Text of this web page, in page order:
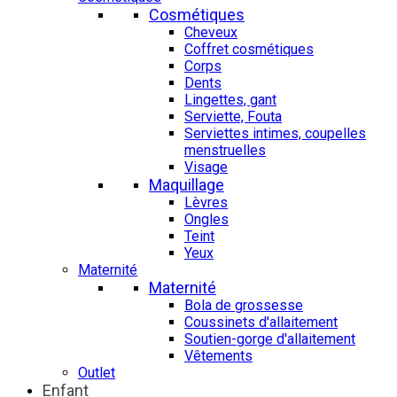
Cosmétiques
Cheveux
Coffret cosmétiques
Corps
Dents
Lingettes, gant
Serviette, Fouta
Serviettes intimes, coupelles
menstruelles
Visage
Maquillage
Lèvres
Ongles
Teint
Yeux
Maternité
Maternité
Bola de grossesse
Coussinets d'allaitement
Soutien-gorge d'allaitement
Vêtements
Outlet
Enfant